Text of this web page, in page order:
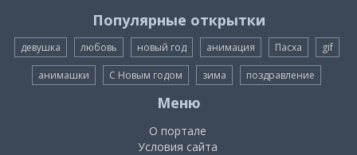
Популярные открытки
девушка любовь новый год анимация Пасха gif
анимашки С Новым годом зима поздравление
Меню
О портале
Условия сайта